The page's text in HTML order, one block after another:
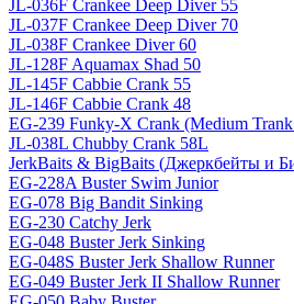
JL-036F Crankee Deep Diver 55
JL-037F Crankee Deep Diver 70
JL-038F Crankee Diver 60
JL-128F Aquamax Shad 50
JL-145F Cabbie Crank 55
JL-146F Cabbie Crank 48
EG-239 Funky-X Crank (Medium
JL-038L Chubby Crank 58L
JerkBaits & BigBaits (Джеркбейты и
EG-228A Buster Swim Junior
EG-078 Big Bandit Sinking
EG-230 Catchy Jerk
EG-048 Buster Jerk Sinking
EG-048S Buster Jerk Shallow Runner
EG-049 Buster Jerk II Shallow Runner